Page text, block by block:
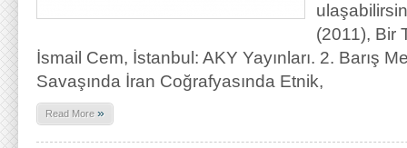
(2011), Bir
İsmail Cem, İstanbul: AKY Yayınları. 2. Barış
Savaşında İran Coğrafyasında Etnik,
Read More »